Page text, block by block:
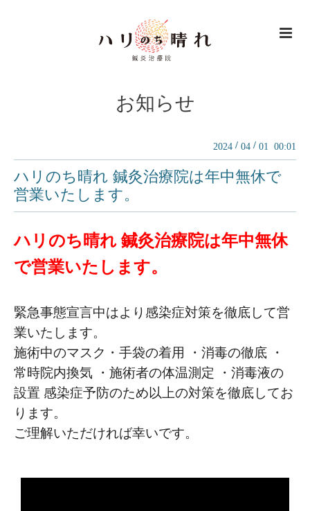
お知らせ
2024 / 04 / 01 00:01
ハリのち晴れ 鍼灸治療院は年中無休で
営業いたします。
ハリのち晴れ 鍼灸治療院は年中無休
で営業いたします。
緊急事態宣言中はより感染症対策を徹底して営
業いたします。
施術中のマスク・手袋の着用 ・消毒の徹底 ・
常時院内換気 ・施術者の体温測定 ・消毒液の
設置 感染症予防のため以上の対策を徹底してお
ります。
ご理解いただければ幸いです。